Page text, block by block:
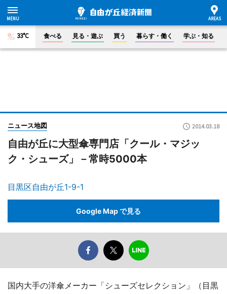
33°C 食べる 見る・遊ぶ 買う 暮らす・働く 学ぶ・知る
ニュース地図 2014.03.18
自由が丘に大型傘専門店「クール・マジッ
ク・シューズ」－常時5000本
目黒区自由が丘1-9-1
Google Map で見る
国内大手の洋傘メーカー「シューズセレクション」（目黒